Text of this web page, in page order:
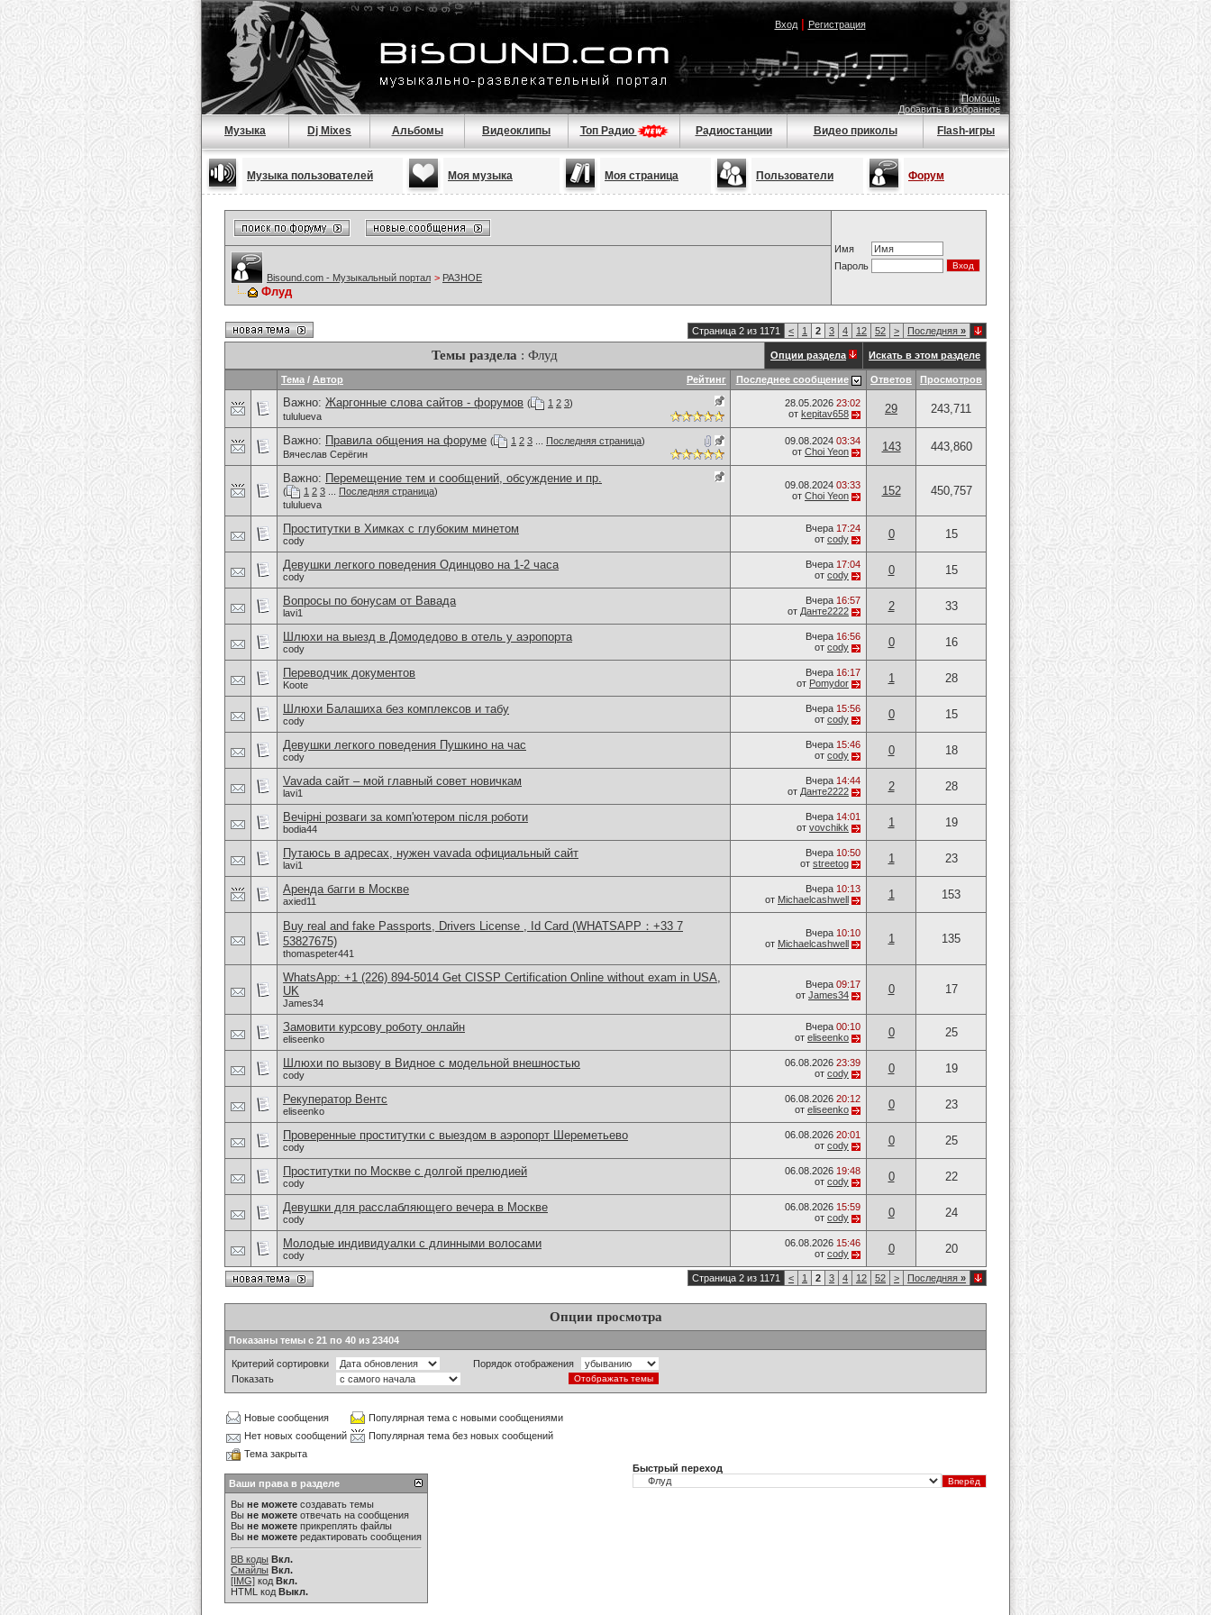
Вход| Регистрация
Помощь
Добавить в избранное
Музыка Dj Mixes Альбомы Видеоклипы Топ Радио Радиостанции Видео приколы Flash-игры
Музыка пользователей Моя музыка Моя страница Пользователи Форум
Имя
Пароль
Bisound.com - Музыкальный портал > РАЗНОЕ
Флуд
Страница 2 из 1171 < 1 2 3 4 12 52 > Последняя »
Темы раздела : Флуд Опции раздела Искать в этом разделе
Рейтинг
Тема / Автор Последнее сообщение Ответов Просмотров
Важно: Жаргонные слова сайтов - форумов ( 1 2 3)
tululueva
28.05.2026 23:02
от kepitav658 29 243,711
Важно: Правила общения на форуме ( 1 2 3 Последняя страница)
Вячеслав Серёгин
09.08.2024 03:34
от Choi Yeon 143 443,860
Важно: Перемещение тем и сообщений, обсуждение и пр.
( 1 2 3 Последняя страница)
tululueva
09.08.2024 03:33
от Choi Yeon 152 450,757
Проститутки в Химках с глубоким минетом
cody
Вчера 17:24
от cody 0 15
Девушки легкого поведения Одинцово на 1-2 часа
cody
Вчера 17:04
от cody 0 15
Вопросы по бонусам от Вавада
lavi1
Вчера 16:57
от Данте2222 2 33
Шлюхи на выезд в Домодедово в отель у аэропорта
cody
Вчера 16:56
от cody 0 16
Переводчик документов
Koote
Вчера 16:17
от Pomydor 1 28
Шлюхи Балашиха без комплексов и табу
cody
Вчера 15:56
от cody 0 15
Девушки легкого поведения Пушкино на час
cody
Вчера 15:46
от cody 0 18
Vavada сайт – мой главный совет новичкам
lavi1
Вчера 14:44
от Данте2222 2 28
Вечірні розваги за комп'ютером після роботи
bodia44
Вчера 14:01
от vovchikk 1 19
Путаюсь в адресах, нужен vavada официальный сайт
lavi1
Вчера 10:50
от streetog 1 23
Аренда багги в Москве
axied11
Вчера 10:13
от Michaelcashwell 1 153
Buy real and fake Passports, Drivers License , Id Card (WHATSAPP：+33 7
53827675)
thomaspeter441
Вчера 10:10
от Michaelcashwell 1 135
WhatsApp: +1 (226) 894-5014​ Get CISSP Certification Online without exam in USA,
UK
James34
Вчера 09:17
от James34 0 17
Замовити курсову роботу онлайн
eliseenko
Вчера 00:10
от eliseenko 0 25
Шлюхи по вызову в Видное с модельной внешностью
cody
06.08.2026 23:39
от cody 0 19
Рекуператор Вентс
eliseenko
06.08.2026 20:12
от eliseenko 0 23
Проверенные проститутки с выездом в аэропорт Шереметьево
cody
06.08.2026 20:01
от cody 0 25
Проститутки по Москве с долгой прелюдией
cody
06.08.2026 19:48
от cody 0 22
Девушки для расслабляющего вечера в Москве
cody
06.08.2026 15:59
от cody 0 24
Молодые индивидуалки с длинными волосами
cody
06.08.2026 15:46
от cody 0 20
Страница 2 из 1171 < 1 2 3 4 12 52 > Последняя »
Опции просмотра
Показаны темы с 21 по 40 из 23404
Критерий сортировки
Порядок отображения
Показать
Новые сообщения
Популярная тема с новыми сообщениями
Нет новых сообщений
Популярная тема без новых сообщений
Тема закрыта
Ваши права в разделе
Вы не можете создавать темы
Вы не можете отвечать на сообщения
Вы не можете прикреплять файлы
Вы не можете редактировать сообщения
BB коды Вкл.
Смайлы Вкл.
[IMG] код Вкл.
HTML код Выкл.
Быстрый переход